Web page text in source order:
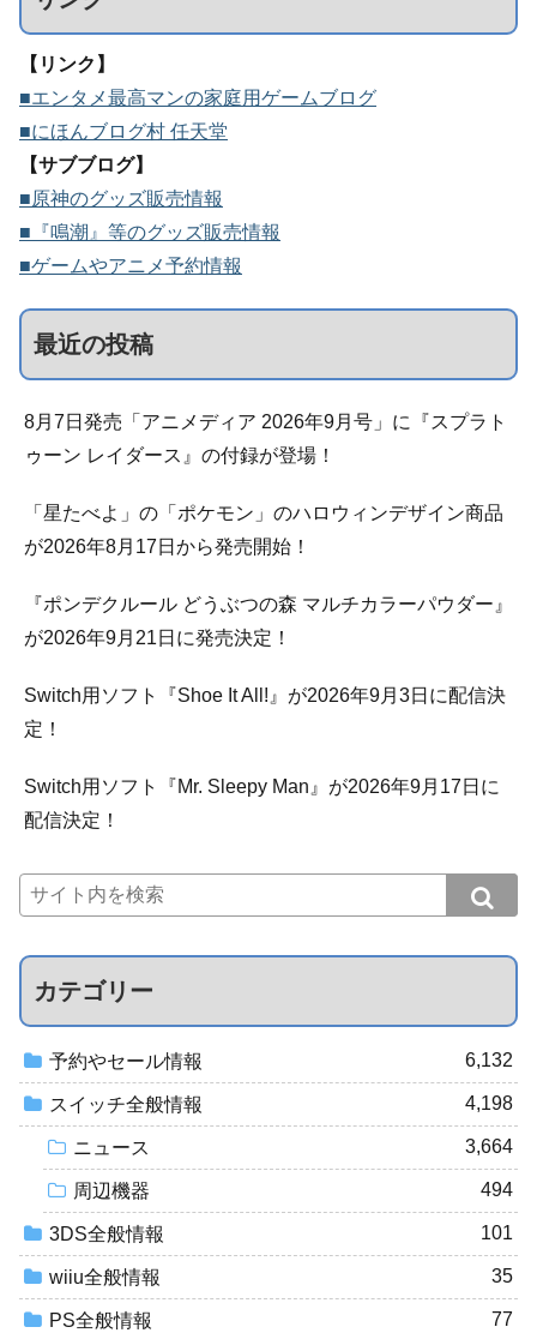
【リンク】
■エンタメ最高マンの家庭用ゲームブログ
■にほんブログ村 任天堂
【サブブログ】
■原神のグッズ販売情報
■『鳴潮』等のグッズ販売情報
■ゲームやアニメ予約情報
最近の投稿
8月7日発売「アニメディア 2026年9月号」に『スプラト
ゥーン レイダース』の付録が登場！
「星たべよ」の「ポケモン」のハロウィンデザイン商品
が2026年8月17日から発売開始！
『ポンデクルール どうぶつの森 マルチカラーパウダー』
が2026年9月21日に発売決定！
Switch用ソフト『Shoe It All!』が2026年9月3日に配信決
定！
Switch用ソフト『Mr. Sleepy Man』が2026年9月17日に
配信決定！
カテゴリー
予約やセール情報 6,132
スイッチ全般情報 4,198
ニュース 3,664
周辺機器 494
3DS全般情報 101
wiiu全般情報 35
PS全般情報 77